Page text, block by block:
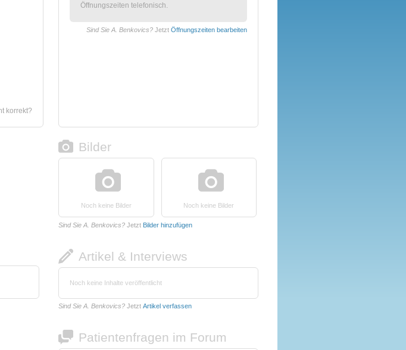
korrekt?
Öffnungszeiten telefonisch.
Sind Sie A. Benkovics? Jetzt Öffnungszeiten bearbeiten
Bilder
Noch keine Bilder Noch keine Bilder
Sind Sie A. Benkovics? Jetzt Bilder hinzufügen
Artikel & Interviews
Noch keine Inhalte veröffentlicht
Sind Sie A. Benkovics? Jetzt Artikel verfassen
Patientenfragen im Forum